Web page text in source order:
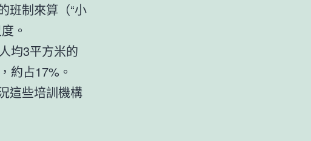
制來算（“小
。
均3平方米的
約占17%。
這些培訓機構